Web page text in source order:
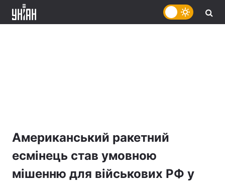
Американський ракетний
есмінець став умовною
мішенню для військових РФ у